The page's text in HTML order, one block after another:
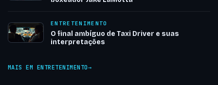
ENTRETENIMENTO
O final ambíguo de Taxi Driver e suas
interpretações
MAIS EM ENTRETENIMENTO